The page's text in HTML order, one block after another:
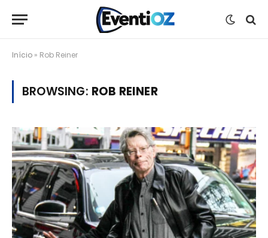
Início » Rob Reiner
BROWSING: ROB REINER